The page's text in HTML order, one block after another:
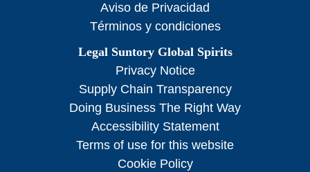
Aviso de Privacidad
Términos y condiciones
Legal Suntory Global Spirits
Privacy Notice
Supply Chain Transparency
Doing Business The Right Way
Accessibility Statement
Terms of use for this website
Cookie Policy